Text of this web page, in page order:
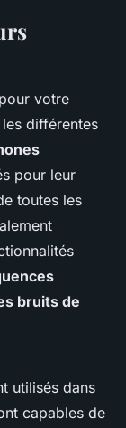
votre
différentes
pour leur
toutes les
bruits de
utilisés dans
capables de